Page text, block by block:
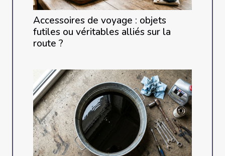
Accessoires de voyage : objets
futiles ou véritables alliés sur la
route ?